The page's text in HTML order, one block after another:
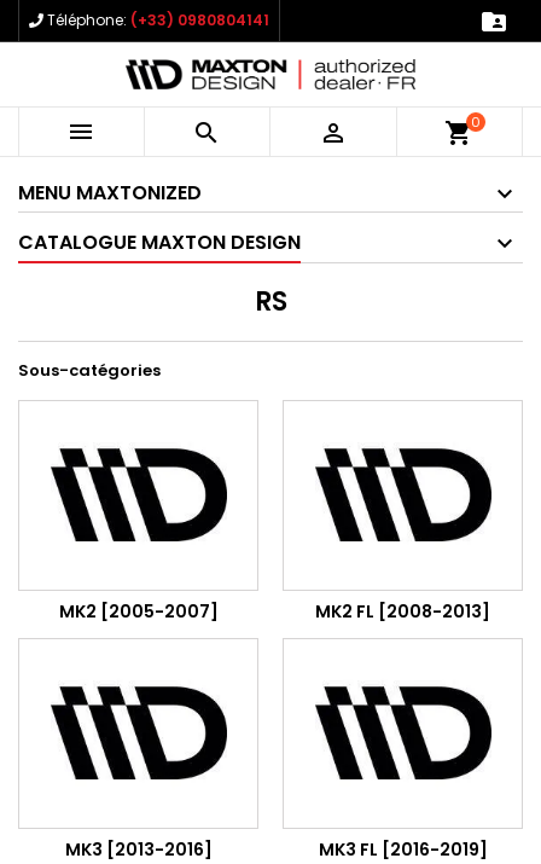
Téléphone: (+33) 0980804141 
   shopping_cart0
MENU MAXTONIZED
CATALOGUE MAXTON DESIGN
RS
Sous-catégories
MK2 [2005-2007] MK2 FL [2008-2013]
MK3 [2013-2016] MK3 FL [2016-2019]